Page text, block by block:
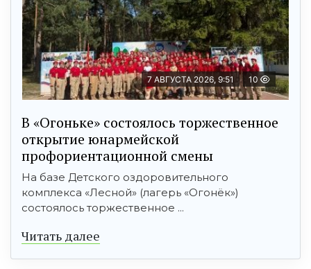
7 АВГУСТА 2026, 9:51 10
В «Огоньке» состоялось торжественное
открытие юнармейской
профориентационной смены
На базе Детского оздоровительного
комплекса «Лесной» (лагерь «Огонёк»)
состоялось торжественное ...
Читать далее